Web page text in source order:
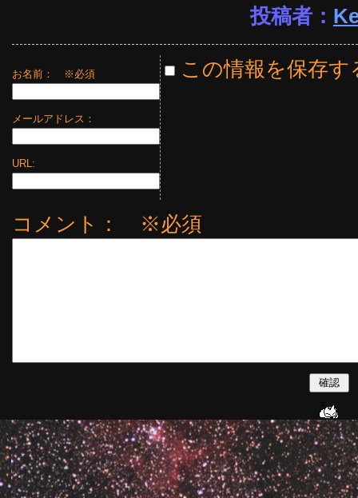
投稿者：
お名前： ※必須
メールアドレス：
URL:
この情報を保存す
コメント： ※必須